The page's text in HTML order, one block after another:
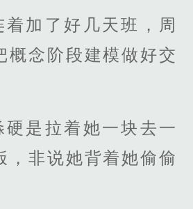
着加了好几天班，周
概念阶段建模做好交
硬是拉着她一块去一
，非说她背着她偷偷